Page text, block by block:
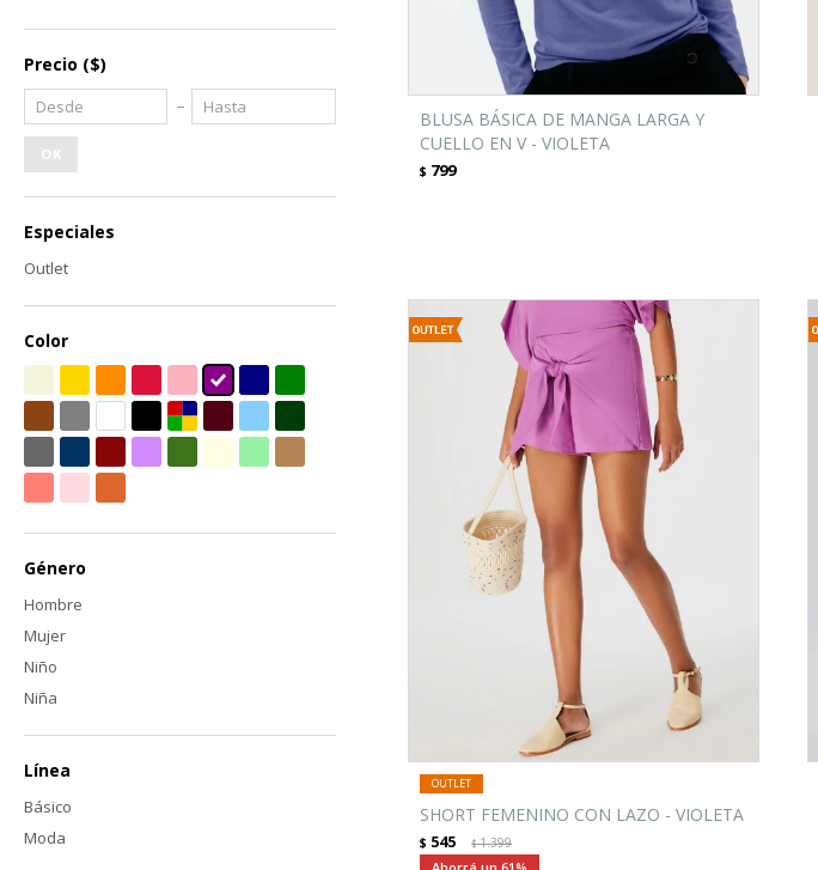
BLUSA BÁSICA DE MANGA LARGA Y
CUELLO EN V - VIOLETA
$ 799
SHORT FEMENINO CON LAZO - VIOLETA
$ 545 $1.399
Precio ($)
OK
Especiales
Outlet
Color
Género
Hombre
Mujer
Niño
Niña
Línea
Básico
Moda